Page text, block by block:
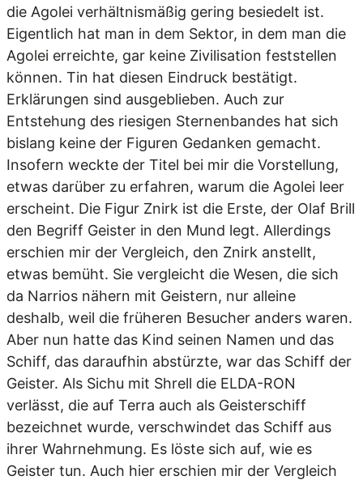
die Agolei verhältnismäßig gering besiedelt ist.
Eigentlich hat man in dem Sektor, in dem man die
Agolei erreichte, gar keine Zivilisation feststellen
können. Tin hat diesen Eindruck bestätigt.
Erklärungen sind ausgeblieben. Auch zur
Entstehung des riesigen Sternenbandes hat sich
bislang keine der Figuren Gedanken gemacht.
Insofern weckte der Titel bei mir die Vorstellung,
etwas darüber zu erfahren, warum die Agolei leer
erscheint. Die Figur Znirk ist die Erste, der Olaf Brill
den Begriff Geister in den Mund legt. Allerdings
erschien mir der Vergleich, den Znirk anstellt,
etwas bemüht. Sie vergleicht die Wesen, die sich
da Narrios nähern mit Geistern, nur alleine
deshalb, weil die früheren Besucher anders waren.
Aber nun hatte das Kind seinen Namen und das
Schiff, das daraufhin abstürzte, war das Schiff der
Geister. Als Sichu mit Shrell die ELDA-RON
verlässt, die auf Terra auch als Geisterschiff
bezeichnet wurde, verschwindet das Schiff aus
ihrer Wahrnehmung. Es löste sich auf, wie es
Geister tun. Auch hier erschien mir der Vergleich